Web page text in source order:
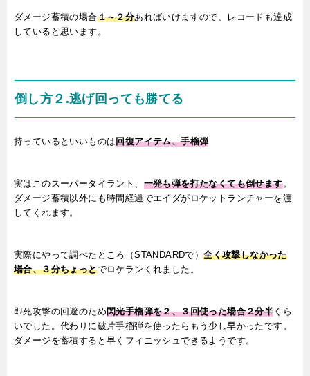
ダメージ蓄積の場合１～２分あればいけますので、レコードも達成
していると思います。
倒し方２.逃げ回っても勝てる
持っているといいものは回復アイテム、手榴弾
実はこのスーパータイラント、 一発も弾を打たなくても倒せます。
ダメージ蓄積以外にも時間経過でエイダがロケットランチャーを渡
してくれます。
実際にやって調べたところ（STANDARDで）全く攻撃しなかった
場合、３分ちょっとでロケランくれました。
即死攻撃の回避のため閃光手榴弾を２、３回使った場合２分半 くら
いでした。 代わりに破片手榴弾を使ったらもう少し早かったです。
ダメージを蓄積すると早くフィニッシュできるようです。